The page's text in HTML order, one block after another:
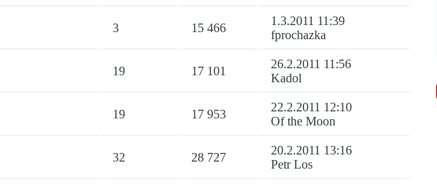
3 15 466
1.3.2011 11:39
fprochazka
19 17 101
26.2.2011 11:56
Kadol
19 17 953
22.2.2011 12:10
Of the Moon
32 28 727
20.2.2011 13:16
Petr Los